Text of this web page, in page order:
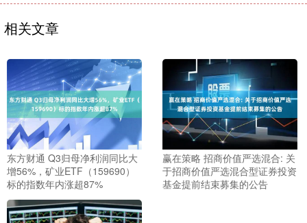
相关文章
东方财通 Q3归母净利润同比大
增56%，矿业ETF（159690）
标的指数年内涨超87%
赢在策略 招商价值严选混合: 关
于招商价值严选混合型证券投资
基金提前结束募集的公告